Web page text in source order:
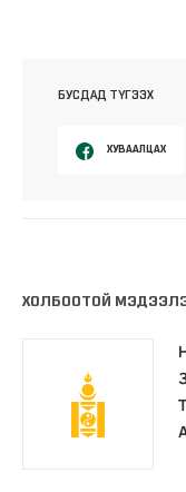
БУСДАД ТҮГЭЭХ
ХУВААЛЦАХ
ХОЛБООТОЙ